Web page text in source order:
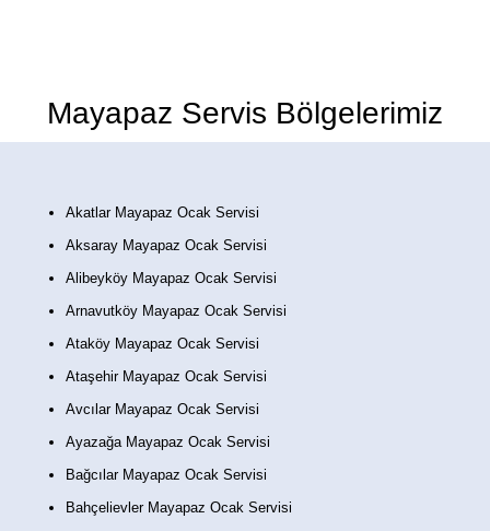
Mayapaz Servis Bölgelerimiz
Akatlar Mayapaz Ocak Servisi
Aksaray Mayapaz Ocak Servisi
Alibeyköy Mayapaz Ocak Servisi
Arnavutköy Mayapaz Ocak Servisi
Ataköy Mayapaz Ocak Servisi
Ataşehir Mayapaz Ocak Servisi
Avcılar Mayapaz Ocak Servisi
Ayazağa Mayapaz Ocak Servisi
Bağcılar Mayapaz Ocak Servisi
Bahçelievler Mayapaz Ocak Servisi